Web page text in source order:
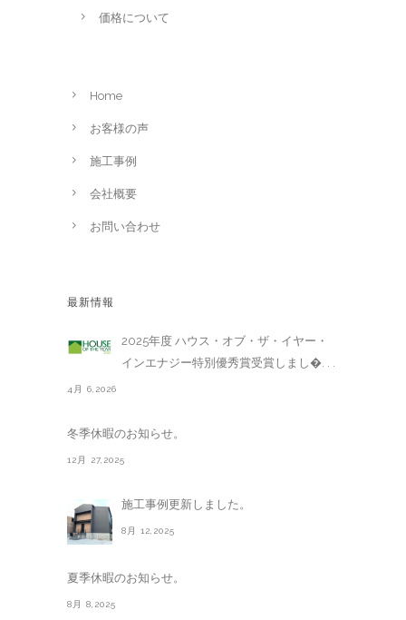
価格について
Home
お客様の声
施工事例
会社概要
お問い合わせ
最新情報
2025年度 ハウス・オブ・ザ・イヤー・
インエナジー特別優秀賞受賞しまし�. . .
4月 6,2026
冬季休暇のお知らせ。
12月 27,2025
施工事例更新しました。
8月 12,2025
夏季休暇のお知らせ。
8月 8,2025